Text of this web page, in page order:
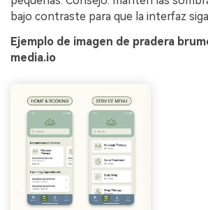
bajo contraste para que la interfaz
Ejemplo de imagen de pradera
media.io